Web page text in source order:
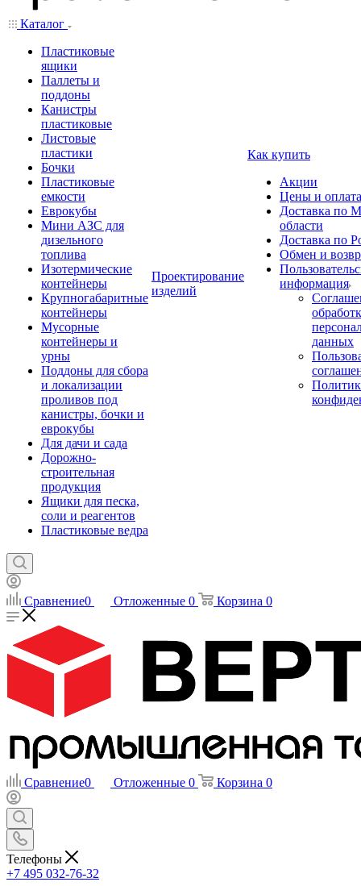
Каталог
Пластиковые
ящики
Паллеты и
поддоны
Канистры
пластиковые
Листовые
пластики
Бочки
Пластиковые
емкости
Еврокубы
Мини АЗС для
дизельного
топлива
Изотермические
контейнеры
Крупногабаритные
контейнеры
Мусорные
контейнеры и
урны
Поддоны для сбора
и локализации
проливов под
канистры, бочки и
еврокубы
Для дачи и сада
Дорожно-
строительная
продукция
Ящики для песка,
соли и реагентов
Пластиковые ведра
Проектирование
изделий
Как купить
Акции
Цены и оплата
Доставка по
области
Доставка по
Обмен и
информация
данных
Сравнение0 Отложенные 0 Корзина 0
Сравнение0 Отложенные 0 Корзина 0
Телефоны
+7 495 032-76-32